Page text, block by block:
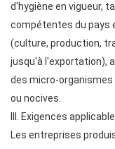
d'hygiène en vigueur,
compétentes du pays
(culture, production,
jusqu'à l'exportation),
des micro-
ou nocives.
III. Exigences
Les entreprises